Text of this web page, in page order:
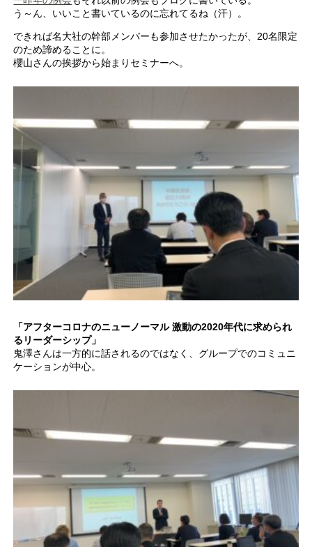
う～ん、いいこと書いているのに忘れてるね（汗）。
できれば名大社の幹部メンバーも参加させたかったが、20名限定
のため諦めることに。
櫻山さんの挨拶から始まりセミナーへ。
「アフターコロナのニューノーマル 激動の2020年代に求められ
るリーダーシップ」
鬼澤さんは一方的に話されるのではなく、グループでのコミュニ
ケーションが中心。